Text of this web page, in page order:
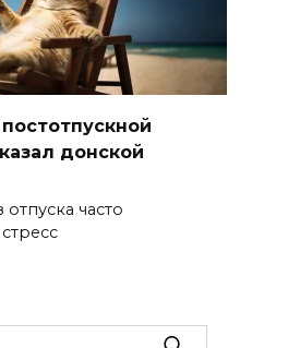
донской
часто